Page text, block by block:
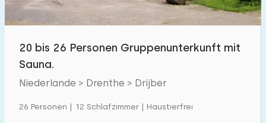
20 bis 26 Personen Gruppenunterkunft mit
Sauna.
Niederlande > Drenthe > Drijber
26 Personen | 12 Schlafzimmer | Haustierfrei